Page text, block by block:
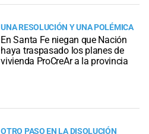
UNA RESOLUCIÓN Y UNA POLÉMICA
En Santa Fe niegan que Nación
haya traspasado los planes de
vivienda ProCreAr a la provincia
OTRO PASO EN LA DISOLUCIÓN